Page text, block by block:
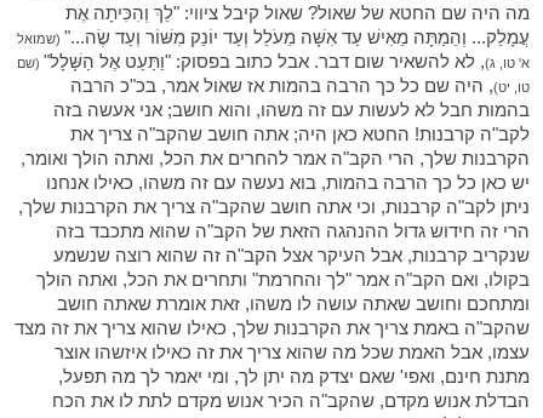
מה היה שם החטא של שאול? שאול קיבל ציווי: "לֵךְ וְהִכִּיתָה אֶת
עֲמָלֵק... וְהֵמַתָּה מֵאִישׁ עַד אִשָּׁה מֵעֹלֵל וְעַד יוֹנֵק מִשּׁוֹר וְעַד שֶׂה..." (שמואל
א' טו, ג), לא להשאיר שום דבר. אבל כתוב בפסוק: "וַתַּעַט אֶל הַשָּׁלָל" (שם
טו, יט), היה שם כל כך הרבה בהמות אז שאול אמר, בכ"כ הרבה
בהמות חבל לא לעשות עם זה משהו, והוא חושב; אני אעשה בזה
לקב"ה קרבנות! החטא כאן היה; אתה חושב שהקב"ה צריך את
הקרבנות שלך, הרי הקב"ה אמר להחרים את הכל, ואתה הולך ואומר,
יש כאן כל כך הרבה בהמות, בוא נעשה עם זה משהו, כאילו אנחנו
ניתן לקב"ה קרבנות, וכי אתה חושב שהקב"ה צריך את הקרבנות שלך,
הרי זה חידוש גדול ההנהגה הזאת של הקב"ה שהוא מתכבד בזה
שנקריב קרבנות, אבל העיקר אצל הקב"ה זה שהוא רוצה שנשמע
בקולו, ואם הקב"ה אמר "לך והחרמת" ותחרים את הכל, ואתה הולך
ומתחכם וחושב שאתה עושה לו משהו, זאת אומרת שאתה חושב
שהקב"ה באמת צריך את הקרבנות שלך, כאילו שהוא צריך את זה מצד
עצמו, אבל האמת שכל מה שהוא צריך את זה כאילו איזשהו אוצר
מתנת חינם, ואפי' שאם יצדק מה יתן לך, ומי יאמר לך מה תפעל,
הבדלת אנוש מקדם, שהקב"ה הכיר אנוש מקדם לתת לו את הכח